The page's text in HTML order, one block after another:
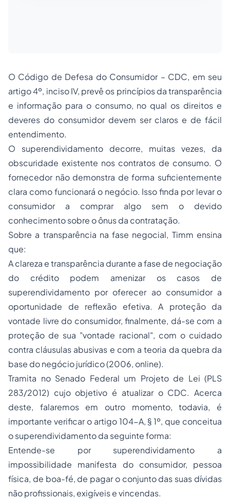
O Código de Defesa do Consumidor – CDC, em seu
artigo 4º, inciso IV, prevê os princípios da transparência
e informação para o consumo, no qual os direitos e
deveres do consumidor devem ser claros e de fácil
entendimento.
O superendividamento decorre, muitas vezes, da
obscuridade existente nos contratos de consumo. O
fornecedor não demonstra de forma suficientemente
clara como funcionará o negócio. Isso finda por levar o
consumidor a comprar algo sem o devido
conhecimento sobre o ônus da contratação.
Sobre a transparência na fase negocial, Timm ensina
que:
A clareza e transparência durante a fase de negociação
do crédito podem amenizar os casos de
superendividamento por oferecer ao consumidor a
oportunidade de reflexão efetiva. A proteção da
vontade livre do consumidor, finalmente, dá-se com a
proteção de sua "vontade racional", com o cuidado
contra cláusulas abusivas e com a teoria da quebra da
base do negócio jurídico (2006, online).
Tramita no Senado Federal um Projeto de Lei (PLS
283/2012) cujo objetivo é atualizar o CDC. Acerca
deste, falaremos em outro momento, todavia, é
importante verificar o artigo 104-A, § 1º, que conceitua
o superendividamento da seguinte forma:
Entende-se por superendividamento a
impossibilidade manifesta do consumidor, pessoa
física, de boa-fé, de pagar o conjunto das suas dívidas
não profissionais, exigíveis e vincendas.